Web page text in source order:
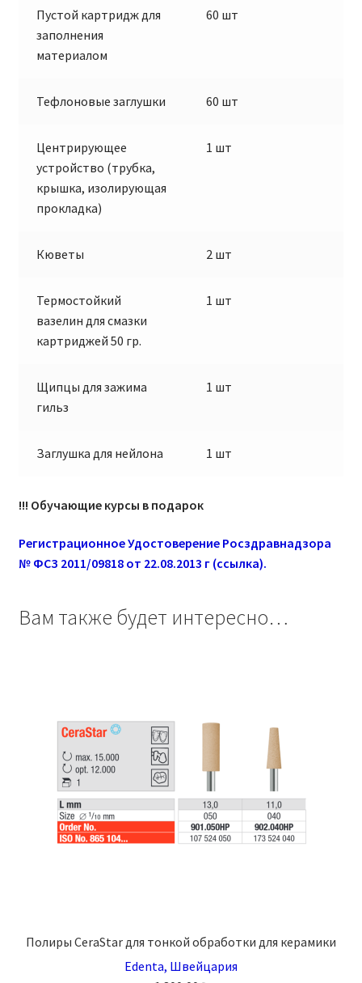
Пустой картридж для
заполнения
материалом
60 шт
Тефлоновые заглушки 60 шт
Центрирующее
устройство (трубка,
крышка, изолирующая
прокладка)
1 шт
Кюветы 2 шт
Термостойкий
вазелин для смазки
картриджей 50 гр.
1 шт
Щипцы для зажима
гильз
1 шт
Заглушка для нейлона 1 шт
!!! Обучающие курсы в подарок
Регистрационное Удостоверение Росздравнадзора
№ ФСЗ 2011/09818 от 22.08.2013 г (ссылка).
Вам также будет интересно…
Полиры CeraStar для тонкой обработки для керамики
Edenta, Швейцария